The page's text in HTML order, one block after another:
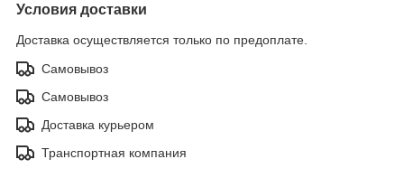
Условия доставки
Доставка осуществляется только по предоплате.
Самовывоз
Самовывоз
Доставка курьером
Транспортная компания